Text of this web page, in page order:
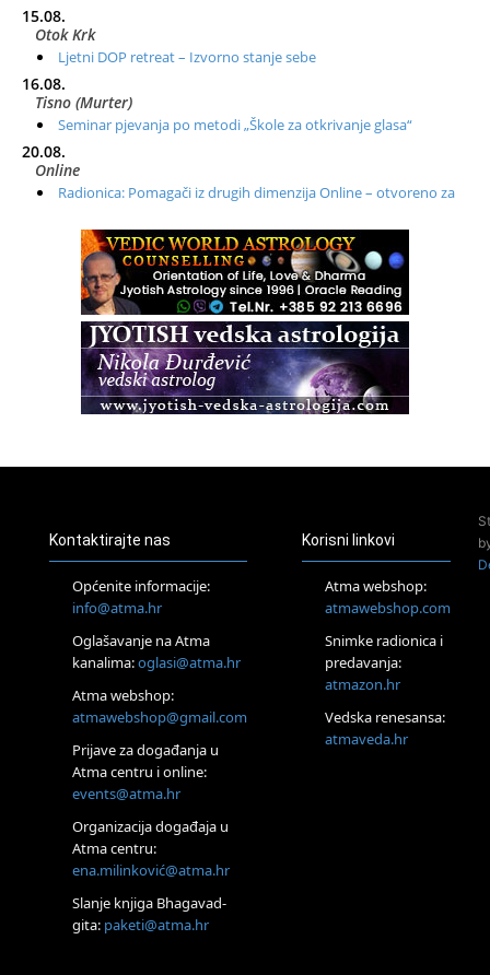
15.08.
Otok Krk
Ljetni DOP retreat – Izvorno stanje sebe
16.08.
Tisno (Murter)
Seminar pjevanja po metodi „Škole za otkrivanje glasa“
20.08.
Online
Radionica: Pomagači iz drugih dimenzija Online – otvoreno za
Zagreb+Online
Osnovni ThetaHealing® tečaj, Zagreb i Online
Access BARS®, otpusti stres
Access Energetski Facelift®
Tečaj Višeg Vodstva, razvijanja intuicije i Akaša zapisa
25.08.
Upisi u program Profesionalni hipnoterapeut — nova
generacija kreće 25.08. 2026.
Online
Visoko
Alemka Dauskardt – Jednodnevna radionica sistemskih
konstelacija
HOD PO ŽERAVICI – Seminar koji mijenja tijelo, duh i um
SoulFest – Festival glazbe, mudrosti i zajedništva
Radoboj
Noćna šumska kupka
Online
Kontaktirajte nas
Općenite informacije:
info@atma.hr
Oglašavanje na Atma
kanalima:oglasi@atma.hr
Atma webshop:
atmawebshop@gmail.com
Prijave za događanja u
Atma centru i online:
events@atma.hr
Organizacija događaja u
Atma centru:
ena.milinković@atma.hr
Slanje knjiga Bhagavad-
gita: paketi@atma.hr
Korisni linkovi
Atma webshop:
atmawebshop.com
Snimke radionica i
predavanja:
atmazon.hr
Vedska renesansa:
atmaveda.hr